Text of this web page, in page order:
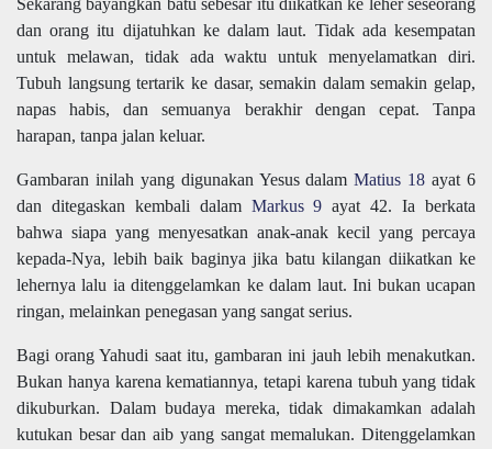
Sekarang bayangkan batu sebesar itu diikatkan ke leher seseorang
dan orang itu dijatuhkan ke dalam laut. Tidak ada kesempatan
untuk melawan, tidak ada waktu untuk menyelamatkan diri.
Tubuh langsung tertarik ke dasar, semakin dalam semakin gelap,
napas habis, dan semuanya berakhir dengan cepat. Tanpa
harapan, tanpa jalan keluar.
Gambaran inilah yang digunakan Yesus dalamMatius 18 ayat 6
dan ditegaskan kembali dalam Markus 9 ayat 42. Ia berkata
bahwa siapa yang menyesatkan anak-anak kecil yang percaya
kepada-Nya, lebih baik baginya jika batu kilangan diikatkan ke
lehernya lalu ia ditenggelamkan ke dalam laut. Ini bukan ucapan
ringan, melainkan penegasan yang sangat serius.
Bagi orang Yahudi saat itu, gambaran ini jauh lebih menakutkan.
Bukan hanya karena kematiannya, tetapi karena tubuh yang tidak
dikuburkan. Dalam budaya mereka, tidak dimakamkan adalah
kutukan besar dan aib yang sangat memalukan. Ditenggelamkan